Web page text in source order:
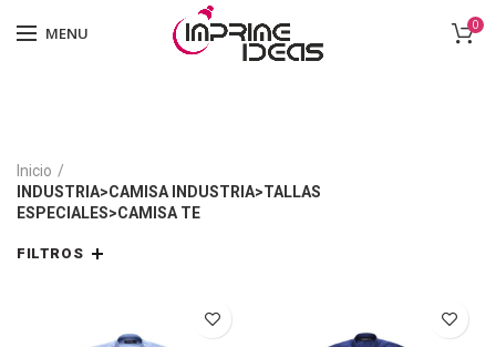
MENU 0
Inicio
INDUSTRIA>CAMISA INDUSTRIA>TALLAS
ESPECIALES>CAMISA TE
FILTROS